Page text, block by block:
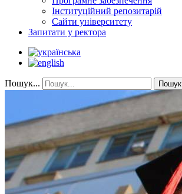
Інституційний репозитарій
Сайти університету
Запитати у ректора
Пошук... Пошук